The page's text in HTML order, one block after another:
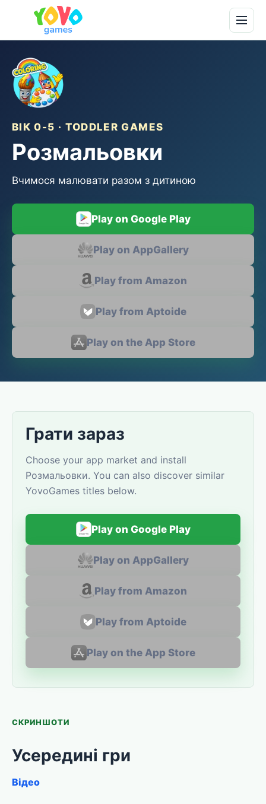
ВІК 0-5 · TODDLER GAMES
Розмальовки
Вчимося малювати разом з дитиною
Play on Google Play
Play on AppGallery
Play from Amazon
Play from Aptoide
Play on the App Store
Грати зараз
Choose your app market and install
Розмальовки. You can also discover similar
YovoGames titles below.
Play on Google Play
Play on AppGallery
Play from Amazon
Play from Aptoide
Play on the App Store
СКРИНШОТИ
Усередині гри
Відео